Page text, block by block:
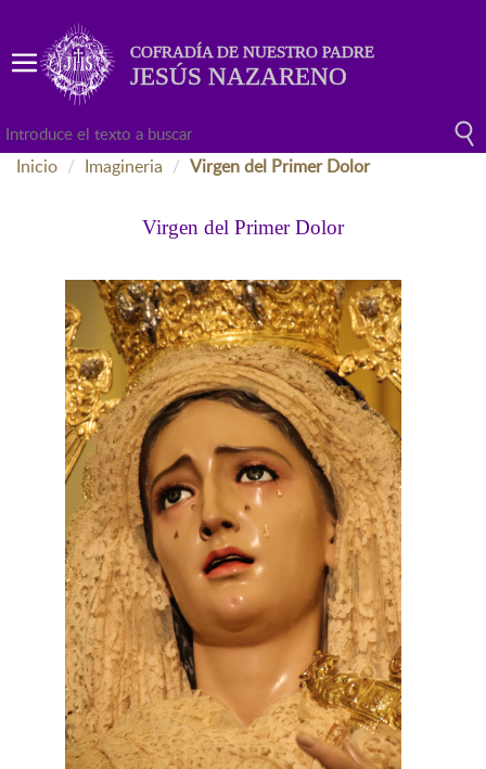
COFRADÍA DE NUESTRO PADRE
JESÚS NAZARENO
Inicio Imagineria Virgen del Primer Dolor
Virgen del Primer Dolor